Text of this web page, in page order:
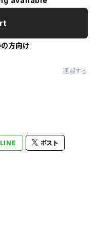
方向け
通報する
LINE ポスト